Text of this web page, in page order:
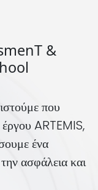
&
που
έργου ARTEMIS,
ένα
ασφάλεια και